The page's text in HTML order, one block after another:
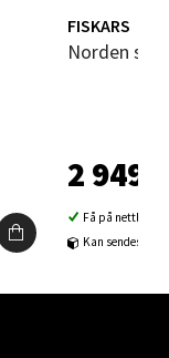
FISKARS
Norden
2 949,-
Få på nettlager
Kan sendes til